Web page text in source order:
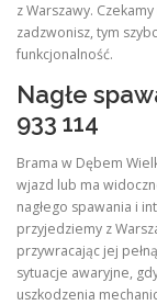
z Warszawy.
zadzwonisz, tym
funkcjonalność.
Nagłe
933 114
Brama w Dębem
wjazd lub ma
nagłego spawania i
przyjedziemy z
przywracając jej
sytuacje awaryjne,
uszkodzenia